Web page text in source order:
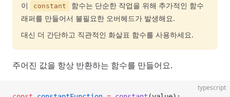
이
constant
함수는 단순한 작업을 위해 추가적인 함수
래퍼를 만들어서 불필요한 오버헤드가 발생해요.
대신 더 간단하고 직관적인 화살표 함수를 사용하세요.
주어진 값을 항상 반환하는 함수를 만들어요.
typescript